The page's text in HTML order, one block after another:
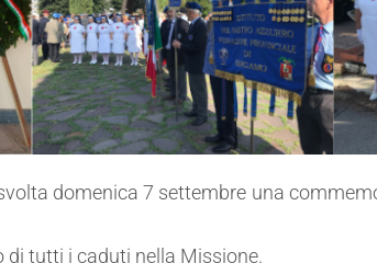
svolta domenica 7 settembre una
di tutti i caduti nella Missione.